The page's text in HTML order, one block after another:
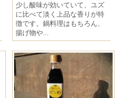
少し酸味が効いていて、ユズ
に比べて淡く上品な香りが特
徴です。鍋料理はもちろん、
揚げ物や...